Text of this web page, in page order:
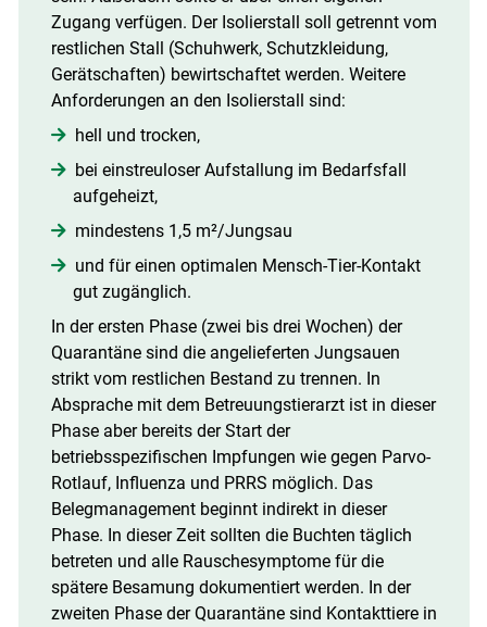
Zugang verfügen. Der Isolierstall soll getrennt vom
restlichen Stall (Schuhwerk, Schutzkleidung,
Gerätschaften) bewirtschaftet werden. Weitere
Anforderungen an den Isolierstall sind:
hell und trocken,
bei einstreuloser Aufstallung im Bedarfsfall
aufgeheizt,
mindestens 1,5 m²/​Jungsau
und für einen optimalen Mensch-Tier-Kontakt
gut zugänglich.
In der ersten Phase (zwei bis drei Wochen) der
Quarantäne sind die angelieferten Jungsauen
strikt vom restlichen Bestand zu trennen. In
Absprache mit dem Betreuungstierarzt ist in dieser
Phase aber bereits der Start der
betriebsspezifischen Impfungen wie gegen Parvo-
Rotlauf, Influenza und PRRS möglich. Das
Belegmanagement beginnt indirekt in dieser
Phase. In dieser Zeit sollten die Buchten täglich
betreten und alle Rauschesymptome für die
spätere Besamung dokumentiert werden. In der
zweiten Phase der Quarantäne sind Kontakttiere in